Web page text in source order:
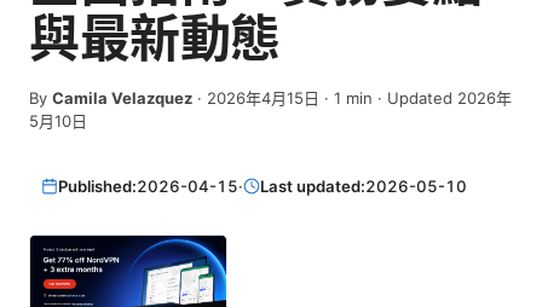
與最新動態
By Camila Velazquez · 2026年4月15日 · 1 min · Updated 2026年
5月10日
Published:2026-04-15· Last updated:2026-05-10